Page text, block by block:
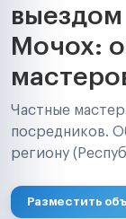
выездом
Мочох:
Частные
посредников.
региону
Разместить